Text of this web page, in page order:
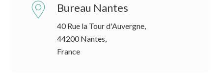
Bureau Nantes
40 Rue la Tour d'Auvergne,
44200 Nantes,
France